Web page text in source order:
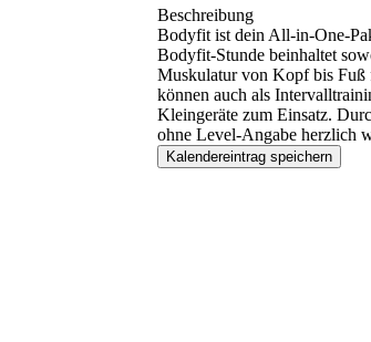
Beschreibung
Bodyfit ist dein All-in-One-
Bodyfit-Stunde beinhaltet
Muskulatur von Kopf bis Fuß
können auch als
Kleingeräte zum Einsatz.
ohne Level-Angabe herzlich
Kalendereintrag speichern